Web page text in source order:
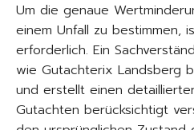
Um die genaue
einem Unfall zu bestimmen,
erforderlich. Ein
wie Gutachterix Landsberg
und erstellt einen
Gutachten berücksichtigt